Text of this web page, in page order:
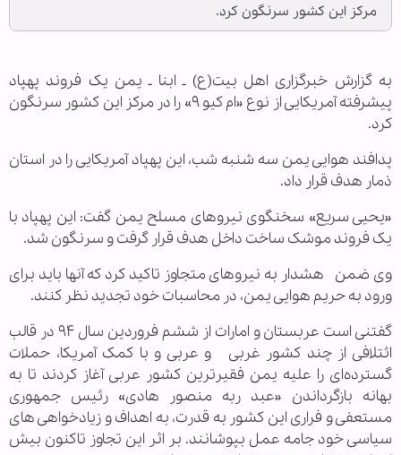
مرکز این کشور سرنگون کرد.
به گزارش خبرگزاری اهل بیت(ع) ـ ابنا ـ یمن یک فروند پهپاد
پیشرفته آمریکایی از نوع «ام کیو ۹» را در مرکز این کشور سرنگون
کرد.
پدافند هوایی یمن سه شنبه شب، این پهپاد آمریکایی را در استان
ذمار هدف قرار داد.
«یحیی سریع» سخنگوی نیروهای مسلح یمن گفت: این پهپاد با
یک فروند موشک ساخت داخل هدف قرار گرفت و سرنگون شد.
وی ضمن هشدار به نیروهای متجاوز تاکید کرد که آنها باید برای
ورود به حریم هوایی یمن، در محاسبات خود تجدید نظر کنند.
گفتنی است عربستان و امارات از ششم فروردین سال ۹۴ در قالب
ائتلافی از چند کشور غربی و عربی و با کمک آمریکا، حملات
گسترده‌ای را علیه یمن فقیرترین کشور عربی آغاز کردند تا به
بهانه بازگرداندن «عبد ربه منصور هادی» رئیس جمهوری
مستعفی و فراری این کشور به قدرت، به اهداف و زیادخواهی های
سیاسی خود جامه عمل بپوشانند. بر اثر این تجاوز تاکنون بیش